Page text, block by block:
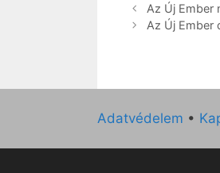
Az Új Ember
Az Új Ember
Adatvédelem •